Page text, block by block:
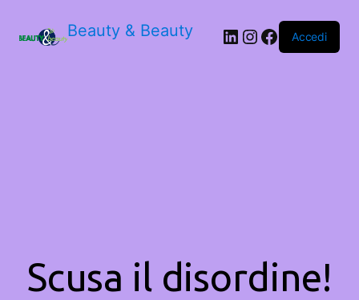
Beauty & Beauty LinkedIn
Instagram
Facebook
Accedi
Scusa il disordine!